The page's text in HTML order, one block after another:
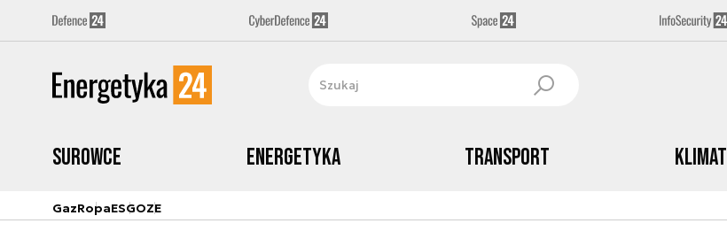
Surowce Energetyka Transport Klimat
GazRopaESGOZE